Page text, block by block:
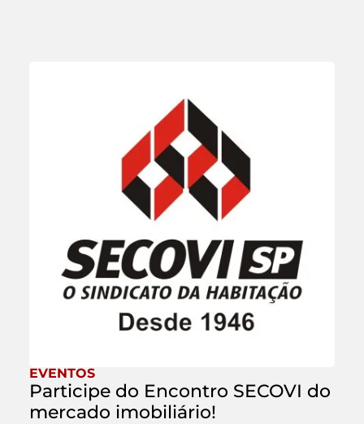
EVENTOS
Participe do Encontro SECOVI do
mercado imobiliário!